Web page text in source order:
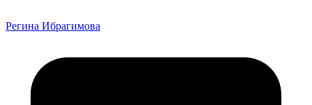
Регина Ибрагимова